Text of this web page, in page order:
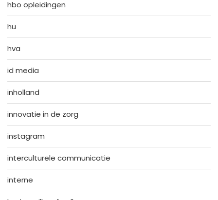
hbo opleidingen
hu
hva
id media
inholland
innovatie in de zorg
instagram
interculturele communicatie
interne